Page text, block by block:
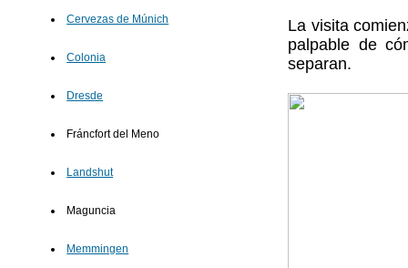
Cervezas de Múnich
Colonia
Dresde
Fráncfort del Meno
Landshut
Maguncia
Memmingen
La visita
palpable de
separan.